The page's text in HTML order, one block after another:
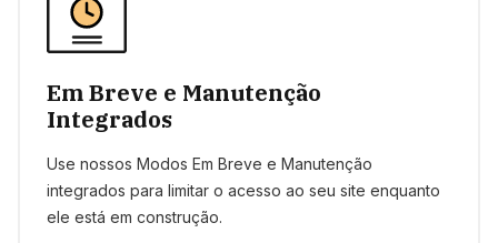
Em Breve e Manutenção
Integrados
Use nossos Modos Em Breve e Manutenção
integrados para limitar o acesso ao seu site enquanto
ele está em construção.